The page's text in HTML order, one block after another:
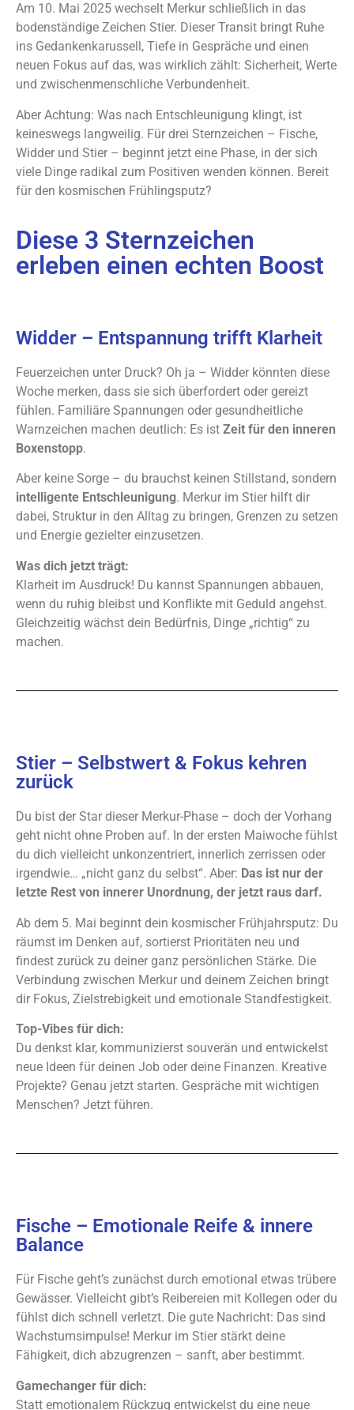
Am 10. Mai 2025 wechselt Merkur schließlich in das
bodenständige Zeichen Stier. Dieser Transit bringt Ruhe
ins Gedankenkarussell, Tiefe in Gespräche und einen
neuen Fokus auf das, was wirklich zählt: Sicherheit, Werte
und zwischenmenschliche Verbundenheit.
Aber Achtung: Was nach Entschleunigung klingt, ist
keineswegs langweilig. Für drei Sternzeichen – Fische,
Widder und Stier – beginnt jetzt eine Phase, in der sich
viele Dinge radikal zum Positiven wenden können. Bereit
für den kosmischen Frühlingsputz?
Diese 3 Sternzeichen
erleben einen echten Boost
Widder – Entspannung trifft Klarheit
Feuerzeichen unter Druck? Oh ja – Widder könnten diese
Woche merken, dass sie sich überfordert oder gereizt
fühlen. Familiäre Spannungen oder gesundheitliche
Warnzeichen machen deutlich: Es ist Zeit für den inneren
Boxenstopp.
Aber keine Sorge – du brauchst keinen Stillstand, sondern
intelligente Entschleunigung. Merkur im Stier hilft dir
dabei, Struktur in den Alltag zu bringen, Grenzen zu setzen
und Energie gezielter einzusetzen.
Was dich jetzt trägt:
Klarheit im Ausdruck! Du kannst Spannungen abbauen,
wenn du ruhig bleibst und Konflikte mit Geduld angehst.
Gleichzeitig wächst dein Bedürfnis, Dinge „richtig“ zu
machen.
Stier – Selbstwert & Fokus kehren
zurück
Du bist der Star dieser Merkur-Phase – doch der Vorhang
geht nicht ohne Proben auf. In der ersten Maiwoche fühlst
du dich vielleicht unkonzentriert, innerlich zerrissen oder
irgendwie… „nicht ganz du selbst“. Aber: Das ist nur der
letzte Rest von innerer Unordnung, der jetzt raus darf.
Ab dem 5. Mai beginnt dein kosmischer Frühjahrsputz: Du
räumst im Denken auf, sortierst Prioritäten neu und
findest zurück zu deiner ganz persönlichen Stärke. Die
Verbindung zwischen Merkur und deinem Zeichen bringt
dir Fokus, Zielstrebigkeit und emotionale Standfestigkeit.
Top-Vibes für dich:
Du denkst klar, kommunizierst souverän und entwickelst
neue Ideen für deinen Job oder deine Finanzen. Kreative
Projekte? Genau jetzt starten. Gespräche mit wichtigen
Menschen? Jetzt führen.
Fische – Emotionale Reife & innere
Balance
Für Fische geht’s zunächst durch emotional etwas trübere
Gewässer. Vielleicht gibt’s Reibereien mit Kollegen oder du
fühlst dich schnell verletzt. Die gute Nachricht: Das sind
Wachstumsimpulse! Merkur im Stier stärkt deine
Fähigkeit, dich abzugrenzen – sanft, aber bestimmt.
Gamechanger für dich:
Statt emotionalem Rückzug entwickelst du eine neue